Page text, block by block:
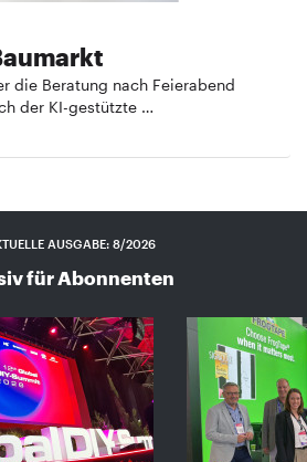
die Beratung nach Feierabend
der KI-gestützte …
AUSGABE: 8/2026
für Abonnenten